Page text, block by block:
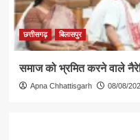
छत्तीसगढ़ बिलासपुर
समाज को भ्रमित करने वाले
Apna Chhattisgarh 08/08/